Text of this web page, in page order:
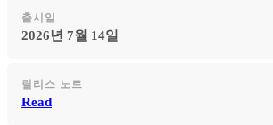
출시일
2026년 7월 14일
릴리스 노트
Read